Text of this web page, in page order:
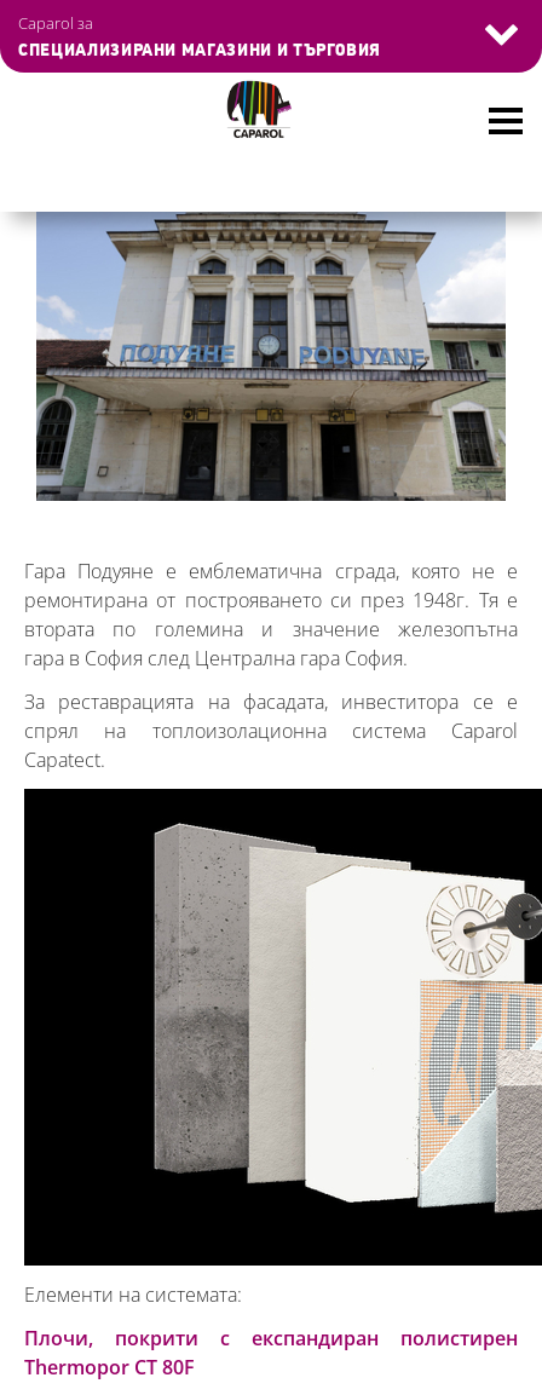
to
Caparol за
СПЕЦИАЛИЗИРАНИ МАГАЗИНИ И ТЪРГОВИЯ
Гара Подуяне е емблематична сграда, която не е
ремонтирана от построяването си през 1948г. Тя е
втората по големина и значение железопътна
гара в София след Централна гара София.
За реставрацията на фасадата, инвеститора се е
спрял на топлоизолационна система Caparol
Capatect.
Елементи на системата:
Плочи, покрити с експандиран полистирен
Thermopor CT 80F
Управление на бисквитките